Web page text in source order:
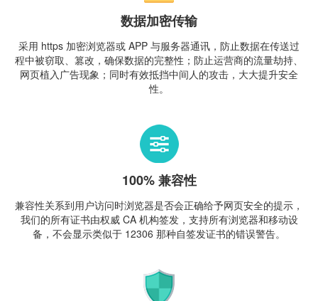
数据加密传输
采用 https 加密浏览器或 APP 与服务器通讯，防止数据在传送过
程中被窃取、篡改，确保数据的完整性；防止运营商的流量劫持、
网页植入广告现象；同时有效抵挡中间人的攻击，大大提升安全
性。
100% 兼容性
兼容性关系到用户访问时浏览器是否会正确给予网页安全的提示，
我们的所有证书由权威 CA 机构签发，支持所有浏览器和移动设
备，不会显示类似于 12306 那种自签发证书的错误警告。